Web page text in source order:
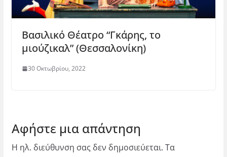
Βασιλικό Θέατρο “Γκάρης, το
μιούζικαλ” (Θεσσαλονίκη)
30 Οκτωβρίου, 2022
Αφήστε μια απάντηση
Η ηλ. διεύθυνση σας δεν δημοσιεύεται. Τα